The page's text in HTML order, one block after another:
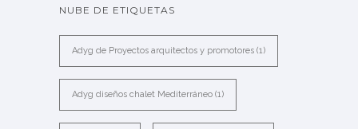
NUBE DE ETIQUETAS
Adyg de Proyectos arquitectos y promotores (1)
Adyg diseños chalet Mediterráneo (1)